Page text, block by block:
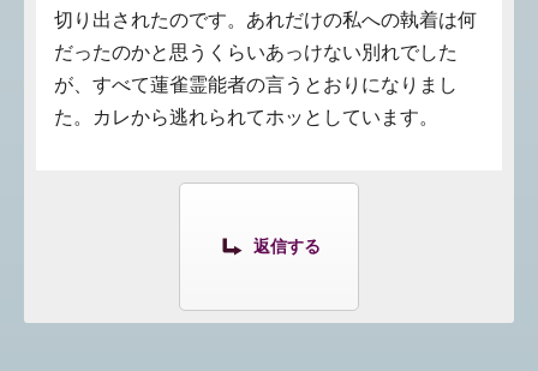
切り出されたのです。あれだけの私への執着は何
だったのかと思うくらいあっけない別れでした
が、すべて蓮雀霊能者の言うとおりになりまし
た。カレから逃れられてホッとしています。
返信する